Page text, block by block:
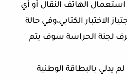
الهاتف النقال أو أي
الاختبار الكتابي،وفي حالة
لجنة الحراسة سوف يتم
يدلي بالبطاقة الوطنية